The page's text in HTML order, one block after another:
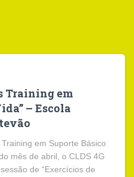
Training em
– Escola
em Suporte Básico
mês de abril, o CLDS 4G
de “Exercícios de